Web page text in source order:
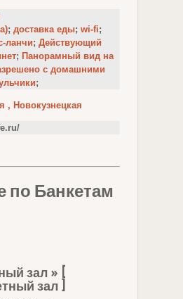
; доставка еды; wi-fi;
ланчи; Действующий
; Панорамный вид на
с домашними
;
, Новокузнецкая
по Банкетам
зал » [
зал ]